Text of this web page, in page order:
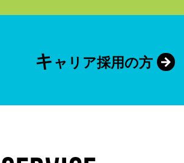
キ ャリア採用の方